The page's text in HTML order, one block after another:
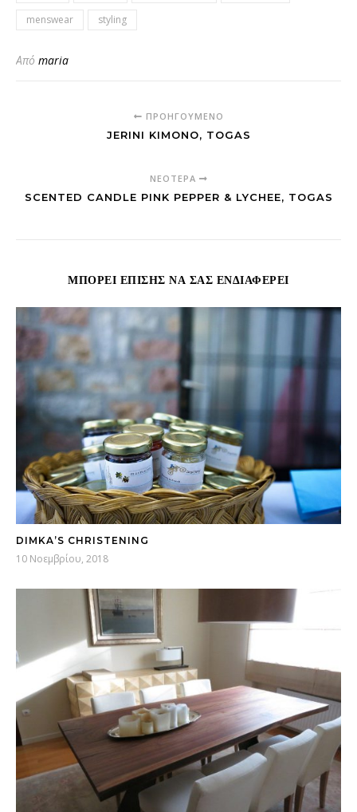
menswear
styling
Από maria
ΠΡΟΗΓΟΎΜΕΝΟ
JERINI KIMONO, TOGAS
ΝΕΌΤΕΡΑ
SCENTED CANDLE PINK PEPPER & LYCHEE, TOGAS
ΜΠΟΡΕΊ ΕΠΊΣΗΣ ΝΑ ΣΑΣ ΕΝΔΙΑΦΈΡΕΙ
DIMKA’S CHRISTENING
10 Νοεμβρίου, 2018